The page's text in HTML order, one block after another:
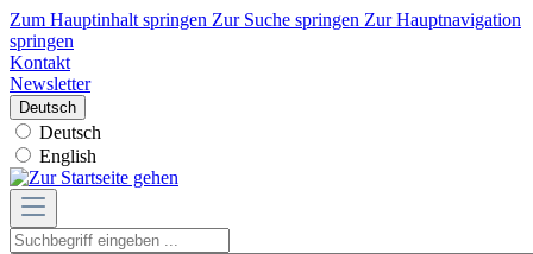
Zum Hauptinhalt springen Zur Suche springen Zur Hauptnavigation
springen
Kontakt
Newsletter
Deutsch
Deutsch
English